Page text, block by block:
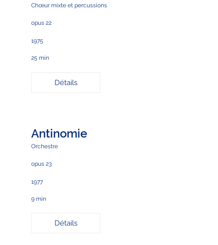
Chœur mixte et percussions
opus 22
1975
25 min
Détails
Antinomie
Orchestre
opus 23
1977
9 min
Détails